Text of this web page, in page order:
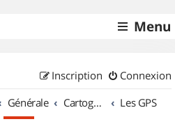
Menu
Connexion
Inscription
Générale Cartographie et GPS Les GPS